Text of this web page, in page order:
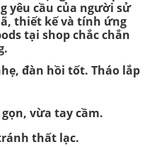
yêu cầu của người sử
thiết kế và tính ứng
tại shop chắc chắn
đàn hồi tốt. Tháo lắp
vừa tay cầm.
thất lạc.